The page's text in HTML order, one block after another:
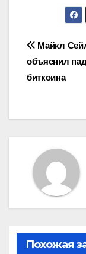
по
Майкл
объяснил
биткоина
Похожая